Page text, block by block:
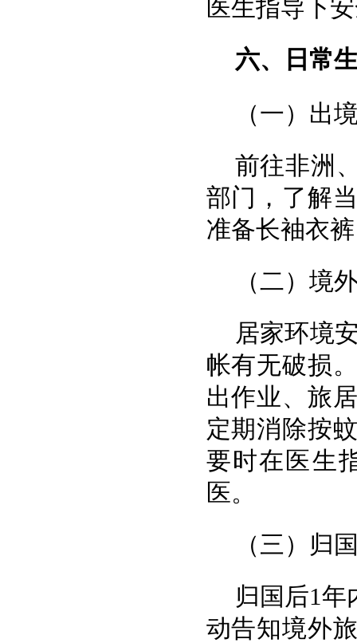
医生指导下
六、日常
（一）出
前往非洲
部门，了解
准备长袖衣
（二）境
居家环境
帐有无破损
出作业、旅
定期消除按
要时在医生
医。
（三）归
归国后1
动告知境外